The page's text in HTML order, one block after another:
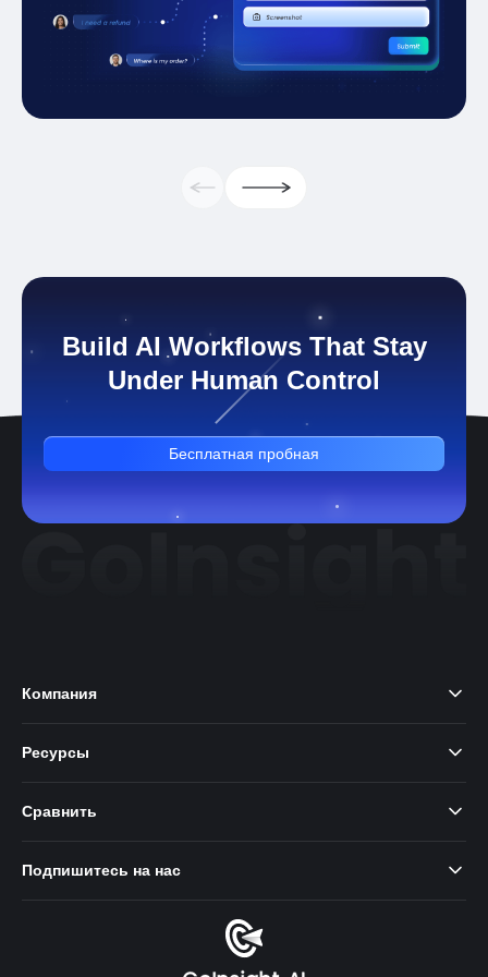
Build AI Workflows That Stay
Under Human Control
Бесплатная пробная
Компания
Ресурсы
Сравнить
Подпишитесь на нас